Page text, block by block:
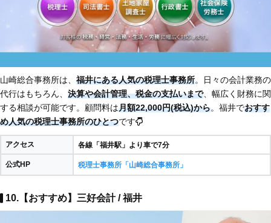
山崎総合事務所は、 福井にある人気の税理士事務所。日々の会計業務の
代行はもちろん、 決算や会計管理、税金の支払いまで、幅広く財務に関
する相談が可能です。顧問料は月額22,000円(税込)から。福井でおすす
め人気の税理士事務所のひとつです
アクセス 各線「福井駅」より車で7分​
公式HP 税理士事務所「山崎総合事務所」
10.【おすすめ】三好会計 / 福井